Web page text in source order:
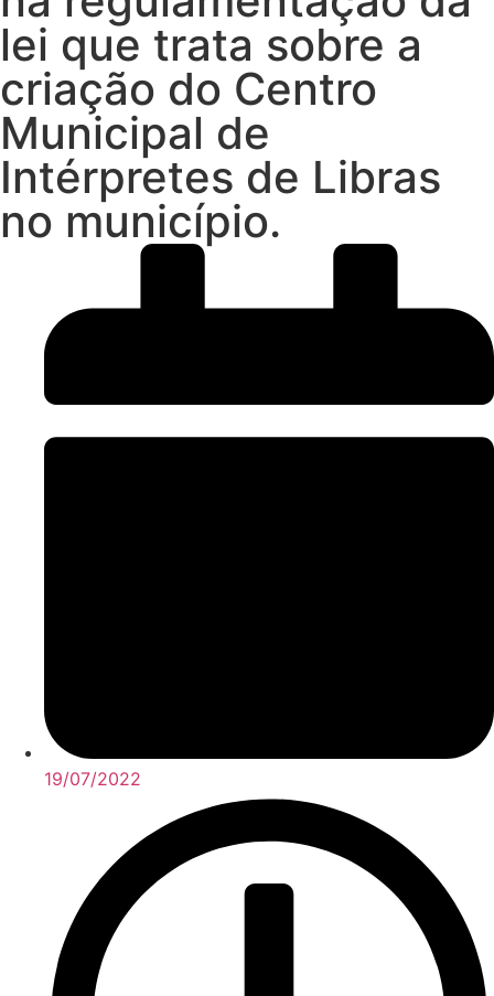
lei que trata sobre a
criação do Centro
Municipal de
Intérpretes de Libras
no município.
19/07/2022